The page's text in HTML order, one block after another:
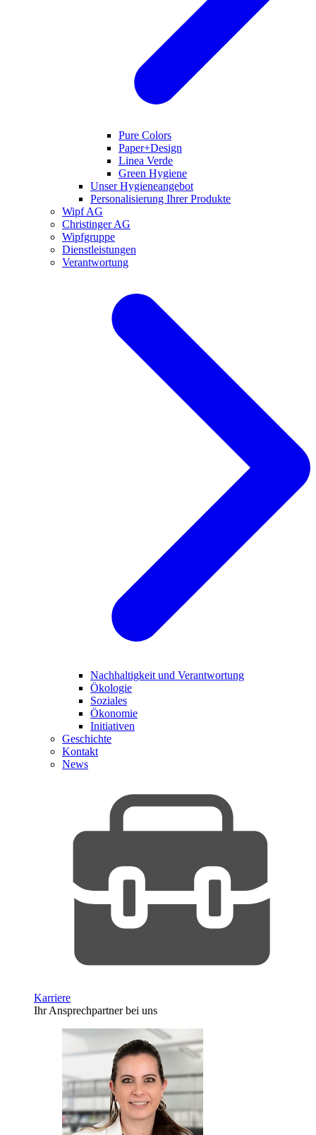
Pure Colors
Paper+Design
Linea Verde
Green Hygiene
Unser Hygieneangebot
Personalisierung Ihrer Produkte
Wipf AG
Christinger AG
Wipfgruppe
Dienstleistungen
Verantwortung
Nachhaltigkeit und Verantwortung
Ökologie
Soziales
Ökonomie
Initiativen
Geschichte
Kontakt
News
Karriere
Ihr Ansprechpartner bei uns